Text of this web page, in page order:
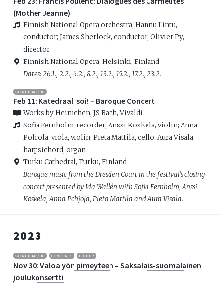
(Mother Jeanne)
Finnish National Opera orchestra; Hannu Lintu,
conductor; James Sherlock, conductor; Olivier Py,
director
Finnish National Opera, Helsinki, Finland
Dates: 26.1., 2.2., 6.2., 8.2., 13.2., 15.2., 17.2., 23.2.
SACRED MUSIC
Feb 11: Katedraali soi! – Baroque Concert
Works by Heinichen, JS Bach, Vivaldi
Sofia Fernholm, recorder; Anssi Koskela, violin; Anna
Pohjola, viola, violin; Pieta Mattila, cello; Aura Visala,
harpsichord, organ
Turku Cathedral, Turku, Finland
Baroque music from the Dresden Court in the festival’s closing
concert presented by Ida Wallén with Sofia Fernholm, Anssi
Koskela, Anna Pohjoja, Pieta Mattila and Aura Visala.
2023
SACRED MUSIC CONCERTS LIEDER
Nov 30: Valoa yön pimeyteen – Saksalais-suomalainen
joulukonsertti